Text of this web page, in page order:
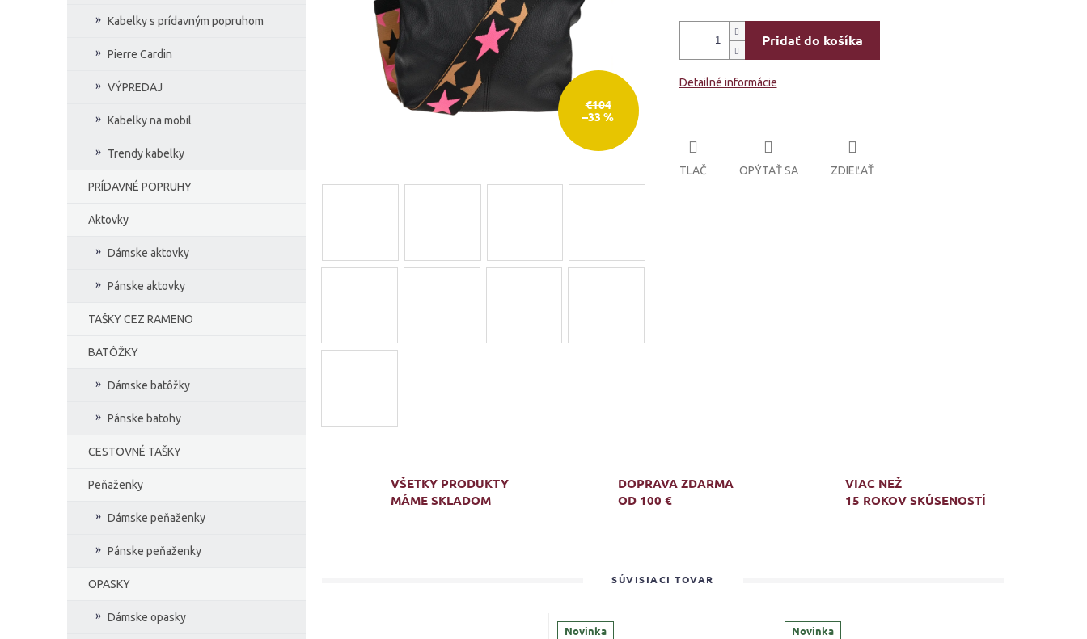
Kabelky s prídavným popruhom
Pierre Cardin
VÝPREDAJ
Kabelky na mobil
Trendy kabelky
PRÍDAVNÉ POPRUHY
Aktovky
Dámske aktovky
Pánske aktovky
TAŠKY CEZ RAMENO
BATÔŽKY
Dámske batôžky
Pánske batohy
CESTOVNÉ TAŠKY
Peňaženky
Dámske peňaženky
Pánske peňaženky
OPASKY
Dámske opasky
€104
–33 %
Pridať do košíka
Detailné informácie
TLAČ OPÝTAŤ SA ZDIEĽAŤ
VŠETKY PRODUKTY
MÁME SKLADOM
DOPRAVA ZDARMA
OD 100 €
VIAC NEŽ
15 ROKOV SKÚSENOSTÍ
SÚVISIACI TOVAR
Novinka Novinka